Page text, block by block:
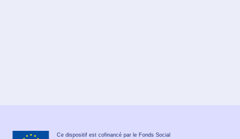
Ce dispositif est cofinancé par le Fonds Social